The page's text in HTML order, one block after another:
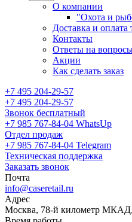
О компании
"Охота и
Доставка и оплата
Контакты
Ответы на
Акции
Как сделать заказ
+7 495 204-29-57
+7 495 204-29-57
Звонок бесплатный
+7 985 767-84-04 WhatsUp
Отдел продаж
+7 985 767-84-04 Telegram
Техническая поддержка
Заказать звонок
Почта
info@caseretail.ru
Адрес
Москва, 78-й километр